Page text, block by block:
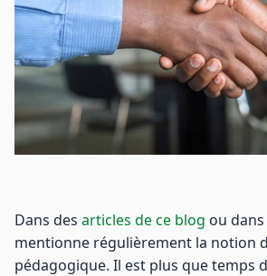
Dans des articles de ce blog ou dans
mentionne régulièrement la notion
pédagogique. Il est plus que temps